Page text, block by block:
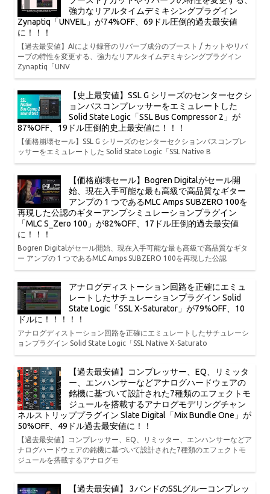
強力なリアルタイムデミキシングプラグイン
Zynaptiq「UNVEIL」が74%OFF、69ドル圧倒的過去最安値
に！！！
【過去最安値】AIにより録音のリバーブ成分のブースト / カットやリバ
ーブの特性を変更する、強力なリアルタイムデミキシングプラグイン
Zynaptiq「UNV
【史上最安値】SSL G シリーズのセンターセクシ
ョンバスコンプレッサーをエミュレートした
Solid State Logic「SSL Bus Compressor 2」が
87%OFF、19ドル圧倒的史上最安値に！！！
【価格崩壊セール】SSL G シリーズのセンターセクションバスコンプレ
ッサーをエミュレートした Solid State Logic「SSL Native B
【価格崩壊セール】Bogren Digitalがセール開
始、現在入手可能な最も高級で高品質なギター
アンプの 1 つであるMLC Amps SUBZERO 100を
再現した公認のギターアンプシミュレーションプラグイン
「MLC S_Zero 100」が82%OFF、17ドル圧倒的過去最安値
に！！！
Bogren Digitalがセール開始、現在入手可能な最も高級で高品質なギタ
ー アンプの 1 つであるMLC Amps SUBZERO 100を再現した公認
アナログディストーション回路を正確にエミュ
レートしたサチュレーションプラグイン Solid
State Logic「SSL X-Saturator」が79%OFF、10
ドルに！！！！！
アナログディストーション回路を正確にエミュレートしたサチュレーシ
ョンプラグイン Solid State Logic「SSL Native X-Saturato
【過去最安値】コンプレッサー、EQ、リミッタ
ー、エンハンサーなどアナログハードウェアの
銘機に基づいて設計された7種類のエフェクトモ
ジュールを搭載するアナログモデリングチャン
ネルストリッププラグイン Slate Digital「Mix Bundle One」が
50%OFF、49ドル過去最安値に！！
【過去最安値】コンプレッサー、EQ、リミッター、エンハンサーなどア
ナログハードウェアの銘機に基づいて設計された7種類のエフェクトモ
ジュールを搭載するアナログモ
【過去最安値】 3バンドのSSLグルーコンプレッ